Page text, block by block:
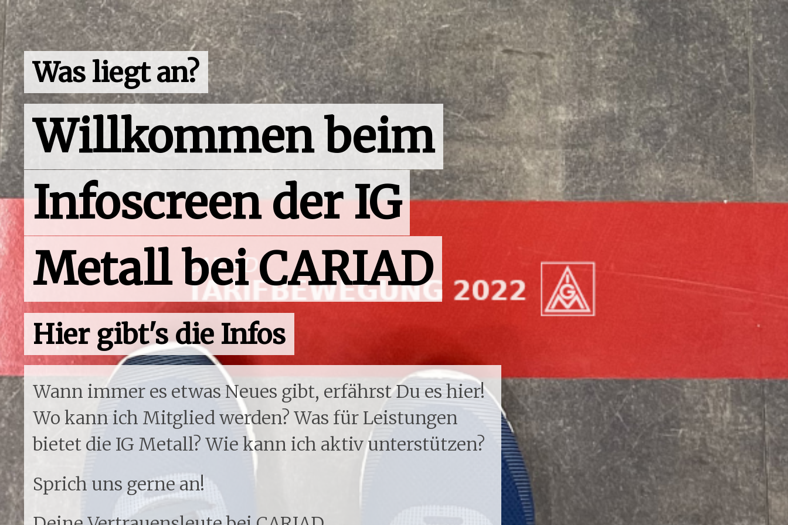
Was liegt an?
Willkommen beim
Infoscreen der IG
Metall bei CARIAD
Hier gibt's die Infos
Wann immer es etwas Neues gibt, erfährst Du es hier!
Wo kann ich Mitglied werden? Was für Leistungen
bietet die IG Metall? Wie kann ich aktiv unterstützen?
Sprich uns gerne an!